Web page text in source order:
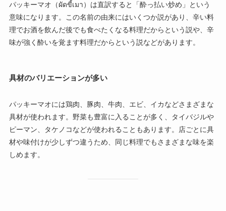
パッキーマオ（ผัดขี้เมา）は直訳すると「酔っ払い炒め」という
意味になります。この名前の由来にはいくつか説があり、辛い料
理でお酒を飲んだ後でも食べたくなる料理だからという説や、辛
味が強く酔いを覚ます料理だからという説などがあります。
具材のバリエーションが多い
パッキーマオには鶏肉、豚肉、牛肉、エビ、イカなどさまざまな
具材が使われます。野菜も豊富に入ることが多く、タイバジルや
ピーマン、タケノコなどが使われることもあります。店ごとに具
材や味付けが少しずつ違うため、同じ料理でもさまざまな味を楽
しめます。